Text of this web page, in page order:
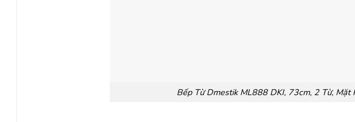
Bếp Từ Dmestik ML888 DKI, 73cm, 2 Từ, Mặt